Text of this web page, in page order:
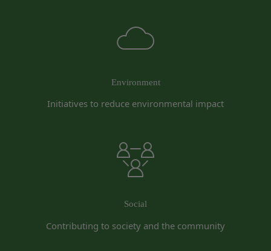
Environment
Initiatives to reduce environmental impact
Social
Contributing to society and the community
客様情報を提供することがあります。
外部サービスとの連携のための共有
を利用した認証にあたり、当該外部サービス運営会
社にお客様情報を提供することがあります。
段または公的もしくは政府機関からの要求により、
当社がお客様情報の全部または一部を開示すること
が必要になる場合があります。
易の実現のために必要または適切であると判断した
場合、お客様情報の全部または一部を公開すること
申し込みが行われた場合には、登録手続きにおいて
氏名等を入力された本人が当該申し込みを行ったも
当社は、会員登録を申請した者が以下の各号のいず
があります。
き虚偽、誤記又は記載漏れがあった場合
当該登録希望者が、本サービス又は当社が提供
するその他のサービスの利用に際して、過去に
があり、又は現在受けている場合
人のいずれかであって、法定代理人、後見人､保